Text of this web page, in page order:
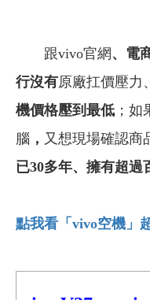
跟vivo官網、 電
行沒有原廠扛價壓力
機價格壓到最低 ；如
腦 ， 又想現場確認商
已30多年、 擁有超過
點我看「vivo空機」